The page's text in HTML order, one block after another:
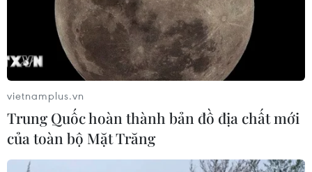
vietnamplus.vn
Trung Quốc hoàn thành bản đồ địa chất mới
của toàn bộ Mặt Trăng